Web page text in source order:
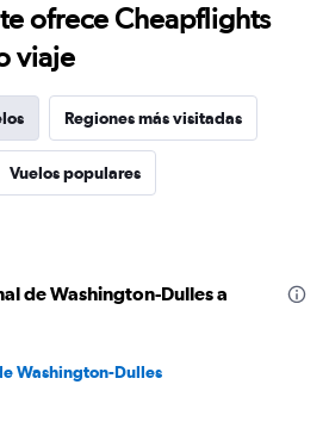
ofrece Cheapflights
viaje
Regiones más visitadas
Vuelos populares
de Washington-Dulles a
Washington-Dulles